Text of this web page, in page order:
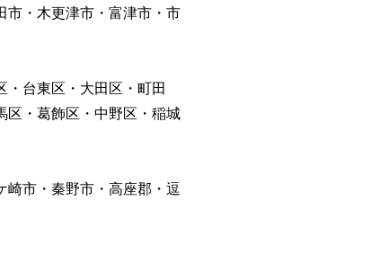
・木更津市・富津市・市
台東区・大田区・町田
区・葛飾区・中野区・稲城
市・秦野市・高座郡・逗